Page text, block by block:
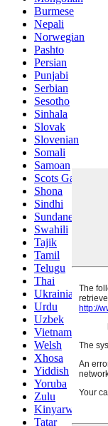
Burmese
Nepali
Norwegian
Pashto
Persian
Punjabi
Serbian
Sesotho
Sinhala
Slovak
Slovenian
Somali
Samoan
Scots Gaelic
Shona
Sindhi
Sundanese
Swahili
Tajik
Tamil
Telugu
Thai
Ukrainian
Urdu
Uzbek
Vietnamese
Welsh
Xhosa
Yiddish
Yoruba
Zulu
Kinyarwanda
Tatar